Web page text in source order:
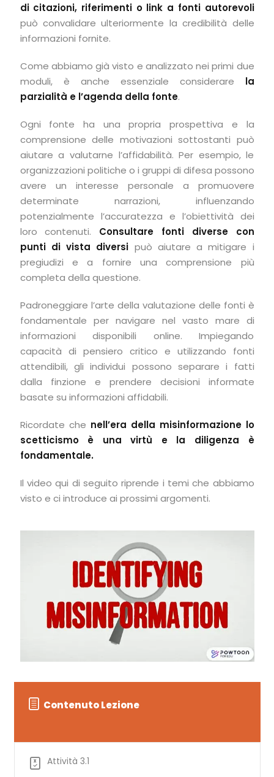
di citazioni, riferimenti o link a fonti autorevoli
può convalidare ulteriormente la credibilità delle
informazioni fornite.
Come abbiamo già visto e analizzato nei primi due
moduli, è anche essenziale considerare la
parzialità e l’agenda della fonte.
Ogni fonte ha una propria prospettiva e la
comprensione delle motivazioni sottostanti può
aiutare a valutarne l’affidabilità. Per esempio, le
organizzazioni politiche o i gruppi di difesa possono
avere un interesse personale a promuovere
determinate narrazioni, influenzando
potenzialmente l’accuratezza e l’obiettività dei
loro contenuti. Consultare fonti diverse con
punti di vista diversi può aiutare a mitigare i
pregiudizi e a fornire una comprensione più
completa della questione.
Padroneggiare l’arte della valutazione delle fonti è
fondamentale per navigare nel vasto mare di
informazioni disponibili online. Impiegando
capacità di pensiero critico e utilizzando fonti
attendibili, gli individui possono separare i fatti
dalla finzione e prendere decisioni informate
basate su informazioni affidabili.
Ricordate che nell’era della misinformazione lo
scetticismo è una virtù e la diligenza è
fondamentale.
Il video qui di seguito riprende i temi che abbiamo
visto e ci introduce ai prossimi argomenti.
Contenuto Lezione
Attività 3.1